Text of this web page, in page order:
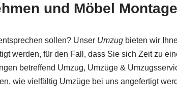
und Möbel
sollen? Unser Umzug bieten wir
werden, für den Fall, dass Sie sich Zeit zu
betreffend Umzug, Umzüge &
wie vielfältig Umzüge bei uns angefertigt